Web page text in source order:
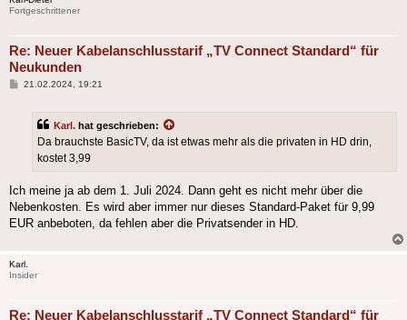
Fortgeschrittener
Re: Neuer Kabelanschlusstarif „TV Connect Standard“ für
Neukunden
Beitrag
21.02.2024, 19:21
Karl. hat geschrieben:
Da brauchste BasicTV, da ist etwas mehr als die privaten in HD drin,
kostet 3,99
Ich meine ja ab dem 1. Juli 2024. Dann geht es nicht mehr über die
Nebenkosten. Es wird aber immer nur dieses Standard-Paket für 9,99
EUR anbeboten, da fehlen aber die Privatsender in HD.
Karl.
Insider
Re: Neuer Kabelanschlusstarif „TV Connect Standard“ für